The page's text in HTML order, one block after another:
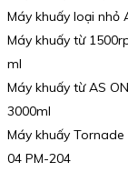
Máy khuấy loại nhỏ
Máy khuấy từ
ml
Máy khuấy từ AS
3000ml
Máy khuấy
04 PM-204